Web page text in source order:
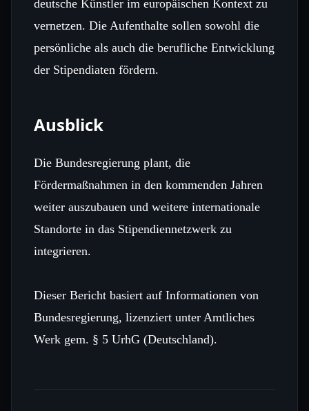
deutsche Künstler im europäischen Kontext zu
vernetzen. Die Aufenthalte sollen sowohl die
persönliche als auch die berufliche Entwicklung
der Stipendiaten fördern.
Ausblick
Die Bundesregierung plant, die
Fördermaßnahmen in den kommenden Jahren
weiter auszubauen und weitere internationale
Standorte in das Stipendiennetzwerk zu
integrieren.
Dieser Bericht basiert auf Informationen von
Bundesregierung, lizenziert unter Amtliches
Werk gem. § 5 UrhG (Deutschland).